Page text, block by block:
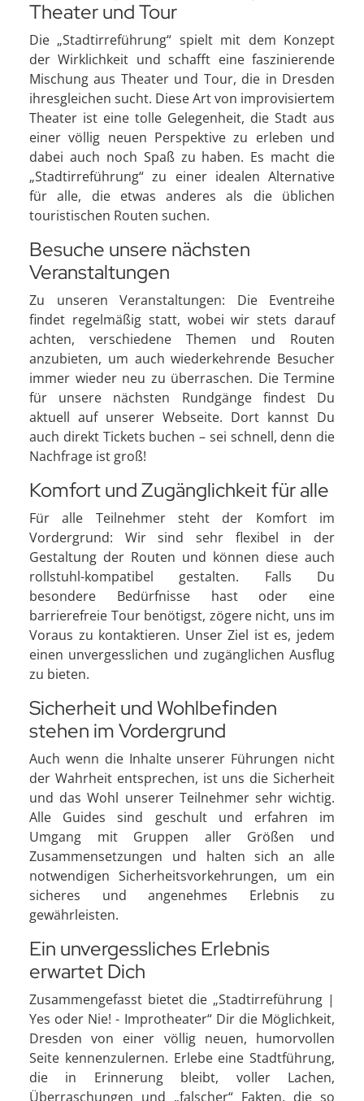
Theater und Tour
Die „Stadtirreführung“ spielt mit dem Konzept
der Wirklichkeit und schafft eine faszinierende
Mischung aus Theater und Tour, die in Dresden
ihresgleichen sucht. Diese Art von improvisiertem
Theater ist eine tolle Gelegenheit, die Stadt aus
einer völlig neuen Perspektive zu erleben und
dabei auch noch Spaß zu haben. Es macht die
„Stadtirreführung“ zu einer idealen Alternative
für alle, die etwas anderes als die üblichen
touristischen Routen suchen.
Besuche unsere nächsten
Veranstaltungen
Zu unseren Veranstaltungen: Die Eventreihe
findet regelmäßig statt, wobei wir stets darauf
achten, verschiedene Themen und Routen
anzubieten, um auch wiederkehrende Besucher
immer wieder neu zu überraschen. Die Termine
für unsere nächsten Rundgänge findest Du
aktuell auf unserer Webseite. Dort kannst Du
auch direkt Tickets buchen – sei schnell, denn die
Nachfrage ist groß!
Komfort und Zugänglichkeit für alle
Für alle Teilnehmer steht der Komfort im
Vordergrund: Wir sind sehr flexibel in der
Gestaltung der Routen und können diese auch
rollstuhl-kompatibel gestalten. Falls Du
besondere Bedürfnisse hast oder eine
barrierefreie Tour benötigst, zögere nicht, uns im
Voraus zu kontaktieren. Unser Ziel ist es, jedem
einen unvergesslichen und zugänglichen Ausflug
zu bieten.
Sicherheit und Wohlbefinden
stehen im Vordergrund
Auch wenn die Inhalte unserer Führungen nicht
der Wahrheit entsprechen, ist uns die Sicherheit
und das Wohl unserer Teilnehmer sehr wichtig.
Alle Guides sind geschult und erfahren im
Umgang mit Gruppen aller Größen und
Zusammensetzungen und halten sich an alle
notwendigen Sicherheitsvorkehrungen, um ein
sicheres und angenehmes Erlebnis zu
gewährleisten.
Ein unvergessliches Erlebnis
erwartet Dich
Zusammengefasst bietet die „Stadtirreführung |
Yes oder Nie! - Improtheater“ Dir die Möglichkeit,
Dresden von einer völlig neuen, humorvollen
Seite kennenzulernen. Erlebe eine Stadtführung,
die in Erinnerung bleibt, voller Lachen,
Überraschungen und „falscher“ Fakten, die so